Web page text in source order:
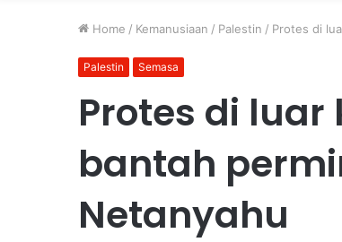
Home / Kemanusiaan / Palestin / Protes di
Palestin Semasa
Protes di
bantah
Netanyahu